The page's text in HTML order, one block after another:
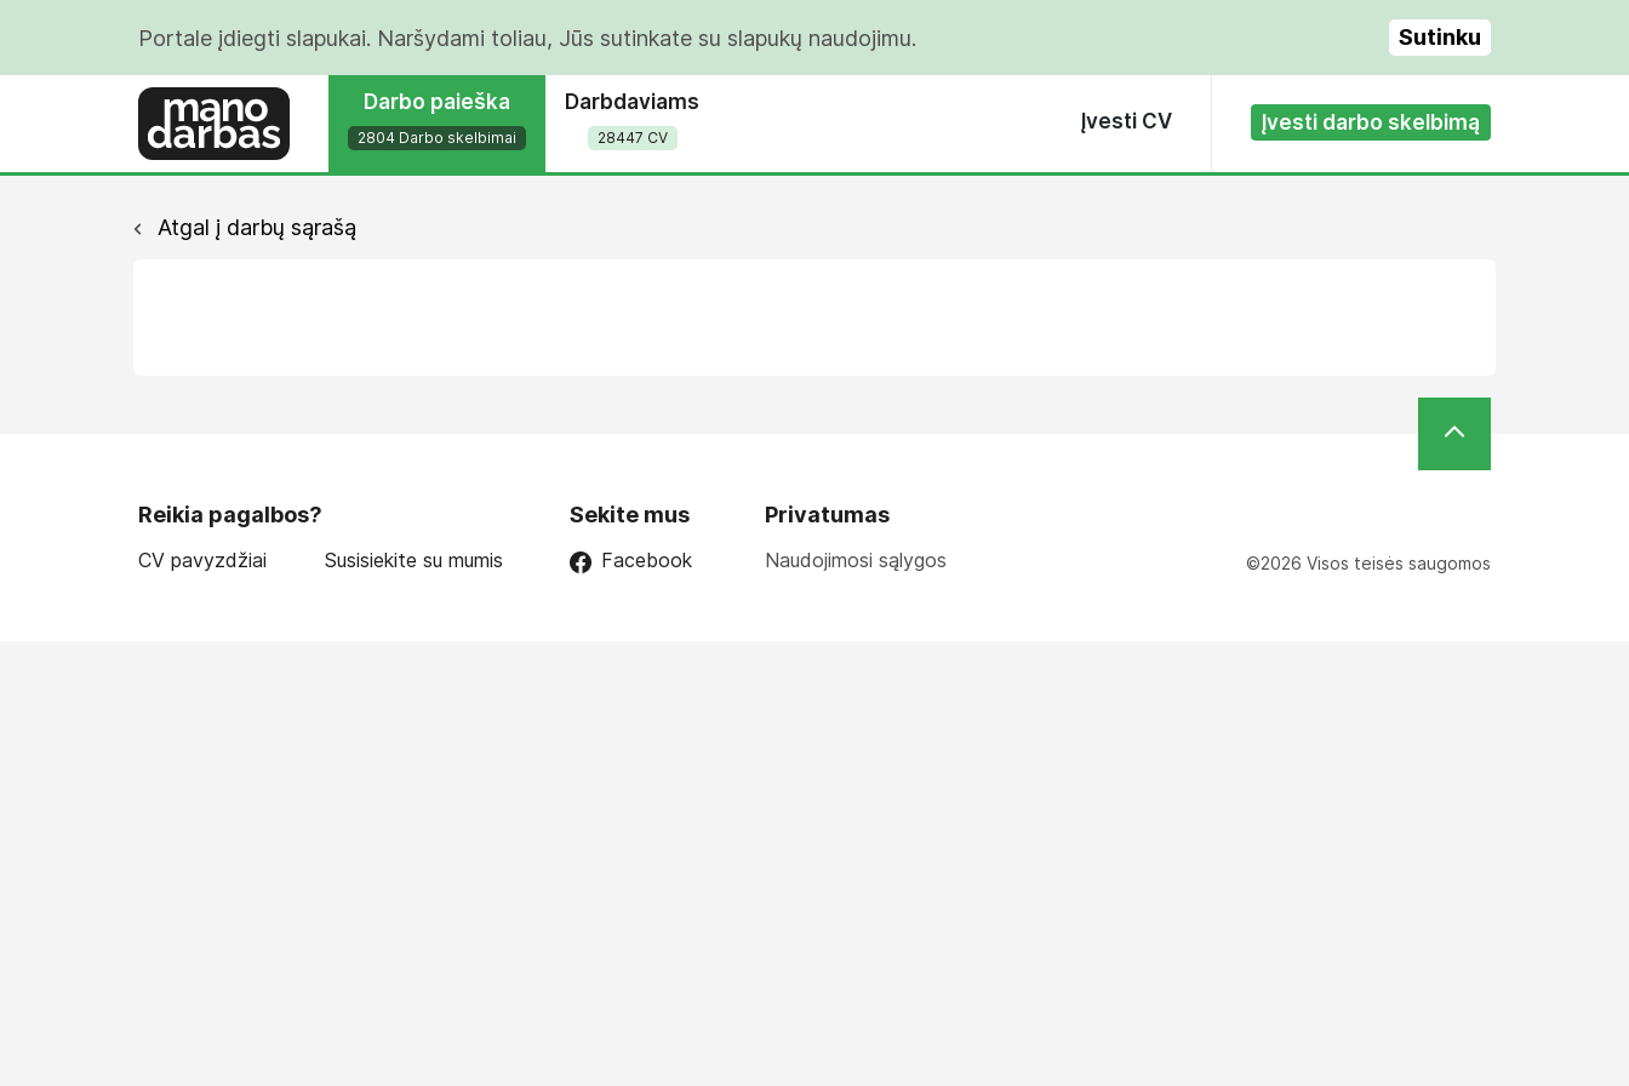
Portale įdiegti slapukai. Naršydami toliau, Jūs sutinkate su slapukų naudojimu. Sutinku
Darbo paieška
2804 Darbo skelbimai
Darbdaviams
28447 CV
Įvesti CV Įvesti darbo skelbimą
Atgal į darbų sąrašą
Reikia pagalbos?
CV pavyzdžiai Susisiekite su mumis
Sekite mus
Facebook
Privatumas
Naudojimosi sąlygos ©2026 Visos teisės saugomos